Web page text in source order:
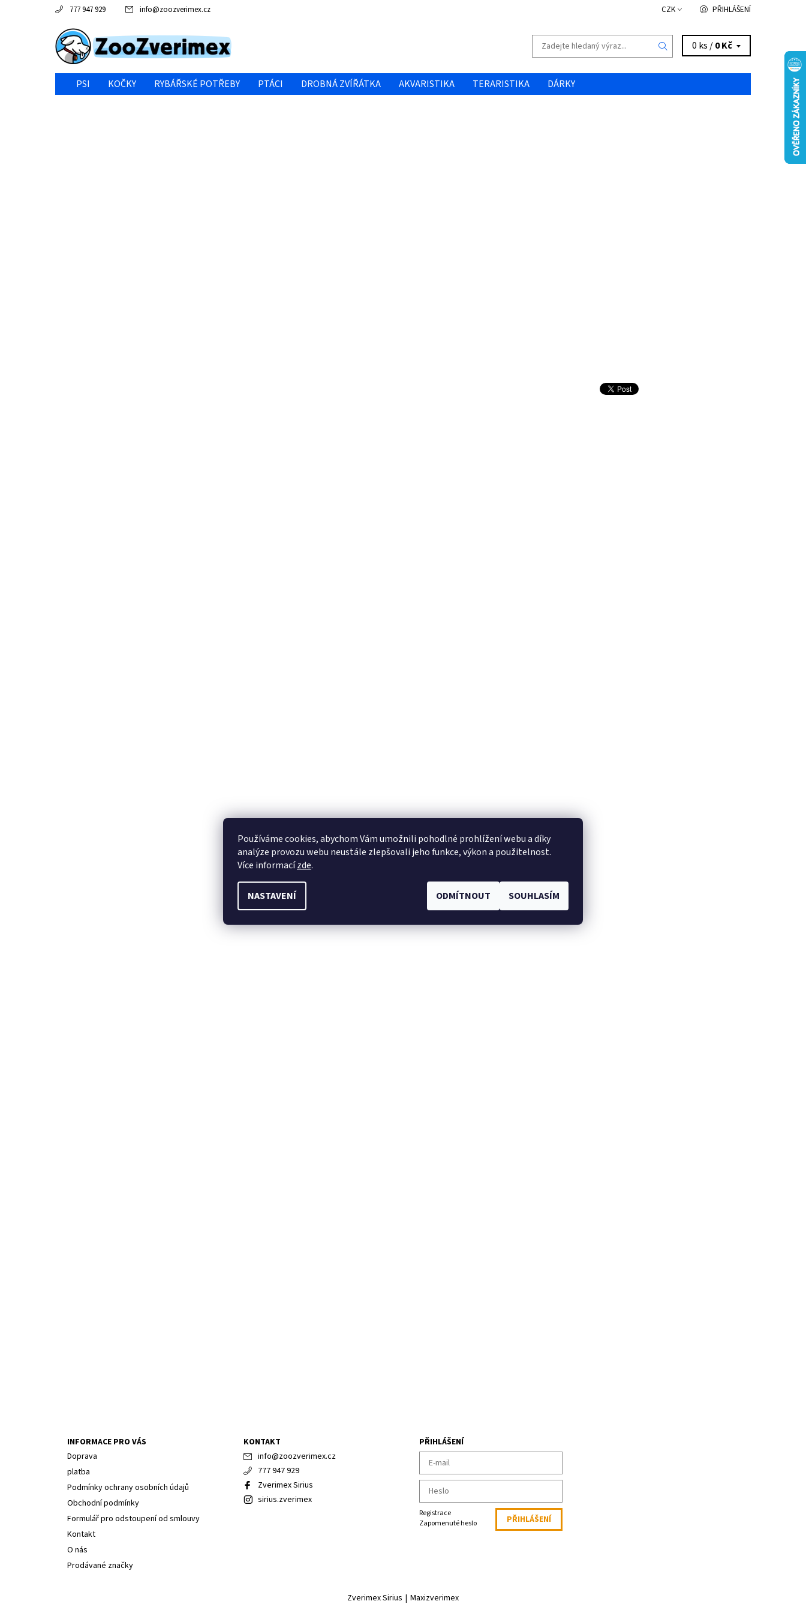
777 947 929 info@zoozverimex.cz CZK PŘIHLÁŠENÍ
0 ks /0 Kč
PSI KOČKY RYBÁŘSKÉ POTŘEBY PTÁCI DROBNÁ ZVÍŘÁTKA AKVARISTIKA TERARISTIKA
DÁRKY
INFORMACE PRO VÁS
Doprava
platba
Podmínky ochrany osobních údajů
Obchodní podmínky
Formulář pro odstoupení od smlouvy
Kontakt
O nás
Prodávané značky
KONTAKT
info@zoozverimex.cz
777 947 929
Zverimex Sirius
sirius.zverimex
PŘIHLÁŠENÍ
Registrace
Zapomenuté heslo
Zverimex Sirius | Maxizverimex
Používáme cookies, abychom Vám umožnili pohodlné prohlížení webu a díky
analýze provozu webu neustále zlepšovali jeho funkce, výkon a použitelnost.
Více informacízde.
NASTAVENÍ ODMÍTNOUT SOUHLASÍM